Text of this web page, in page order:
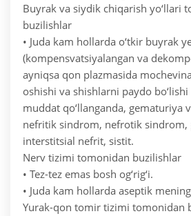
Buyrak va siydik chiqarish yo‘llari
buzilishlar
• Juda kam hollarda o‘tkir buyrak
(kompensvatsiyalangan va
ayniqsa qon plazmasida
oshishi va shishlarni paydo
muddat qo‘llanganda, gematuriya
nefritik sindrom, nefrotik sindrom,
interstitsial nefrit, sistit.
Nerv tizimi tomonidan buzilishlar
• Tez-tez emas bosh og‘rig‘i.
• Juda kam hollarda aseptik
Yurak-qon tomir tizimi tomonidan